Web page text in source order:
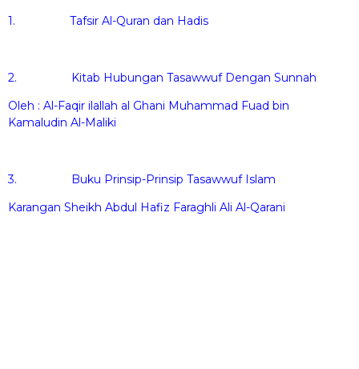
1. Tafsir Al-Quran dan Hadis
2. Kitab Hubungan Tasawwuf Dengan Sunnah
Oleh : Al-Faqir ilallah al Ghani Muhammad Fuad bin
Kamaludin Al-Maliki
3. Buku Prinsip-Prinsip Tasawwuf Islam
Karangan Sheikh Abdul Hafiz Faraghli Ali Al-Qarani